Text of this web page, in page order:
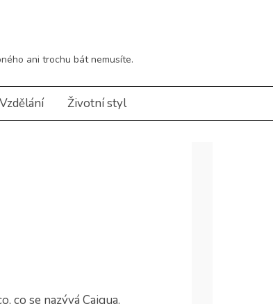
ani trochu bát nemusíte.
Vzdělání Životní styl
co se nazývá Caigua.